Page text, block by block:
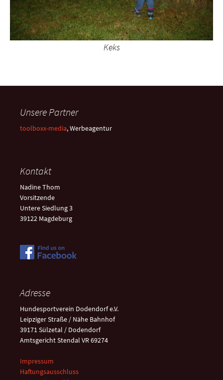
Keks
Unsere Partner
toolboxx-media, Werbeagentur
Kontakt
Nadine Thom
Vorsitzende
Untere Siedlung 3
39122 Magdeburg
Adresse
Hundesportverein Dodendorf e.V.
Leipziger Straße / Nähe Bahnhof
39171 Sülzetal / Dodendorf
Amtsgericht Stendal VR 69274
Impressum
Haftungsausschluss